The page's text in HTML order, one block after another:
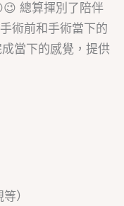
總算揮別了陪伴
術前和手術當下的
當下的感覺，提供
）